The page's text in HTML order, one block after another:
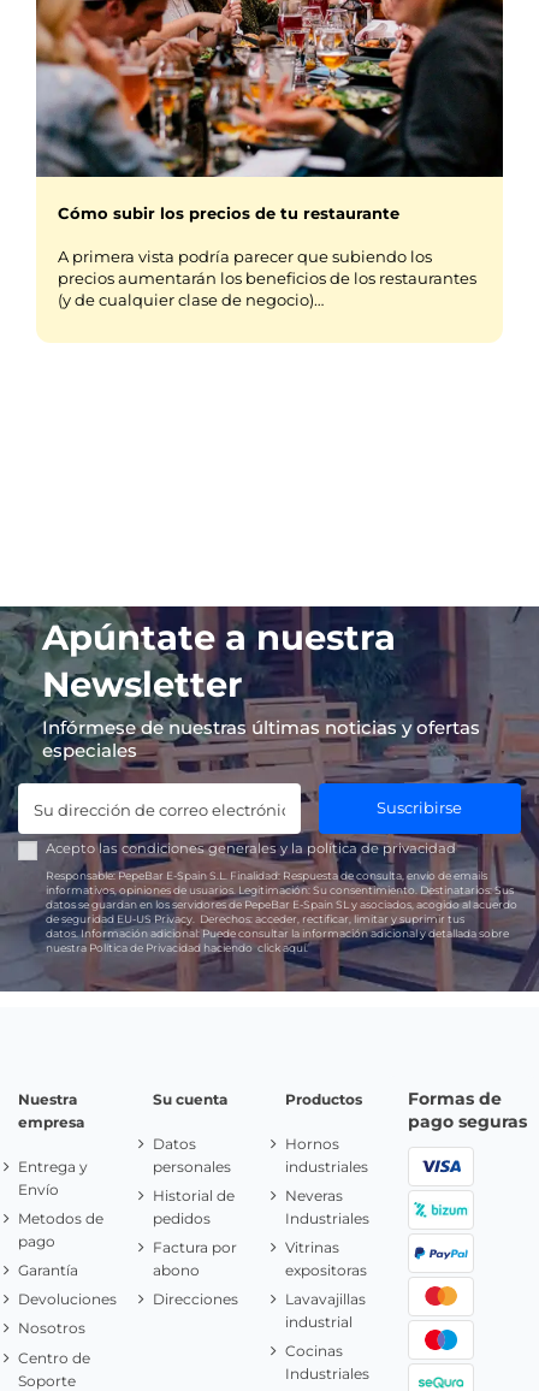
Cómo subir los precios de tu restaurante
A primera vista podría parecer que subiendo los
precios aumentarán los beneficios de los restaurantes
(y de cualquier clase de negocio)…
Apúntate a nuestra
Newsletter
Infórmese de nuestras últimas noticias y ofertas
especiales
Suscribirse
Acepto las condiciones generales y lapolítica de privacidad
Responsable:PepeBar E-Spain S.L. Finalidad: Respuesta de consulta, envío de emails
informativos, opiniones de usuarios. Legitimación: Su consentimiento. Destinatarios:Sus
datos se guardan en los servidores de PepeBar E-Spain SL y asociados, acogido al acuerdo
de seguridad EU-US Privacy.
Derechos: acceder, rectificar, limitar y suprimir tus
datos.Información adicional:Puede consultar la información adicional y detallada sobre
nuestra Política de Privacidad haciendoclick aquí.
Nuestra
empresa
Entrega y
Envío
Metodos de
pago
Garantía
Devoluciones
Nosotros
Centro de
Soporte
Su cuenta
Datos
personales
Historial de
pedidos
Factura por
abono
Direcciones
Productos
Hornos
industriales
Neveras
Industriales
Vitrinas
expositoras
Lavavajillas
industrial
Cocinas
Industriales
Formas de
pago seguras